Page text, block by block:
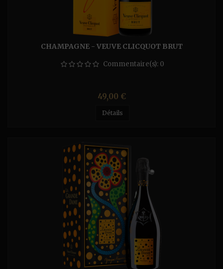
CHAMPAGNE - VEUVE CLICQUOT BRUT
Commentaire(s): 0
Prix
49,00 €
Détails